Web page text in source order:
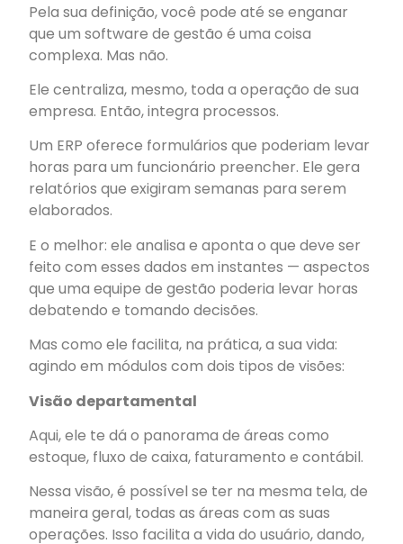
Pela sua definição, você pode até se enganar
que um software de gestão é uma coisa
complexa. Mas não.
Ele centraliza, mesmo, toda a operação de sua
empresa. Então, integra processos.
Um ERP oferece formulários que poderiam levar
horas para um funcionário preencher. Ele gera
relatórios que exigiram semanas para serem
elaborados.
E o melhor: ele analisa e aponta o que deve ser
feito com esses dados em instantes — aspectos
que uma equipe de gestão poderia levar horas
debatendo e tomando decisões.
Mas como ele facilita, na prática, a sua vida:
agindo em módulos com dois tipos de visões:
Visão departamental
Aqui, ele te dá o panorama de áreas como
estoque, fluxo de caixa, faturamento e contábil.
Nessa visão, é possível se ter na mesma tela, de
maneira geral, todas as áreas com as suas
operações. Isso facilita a vida do usuário, dando,